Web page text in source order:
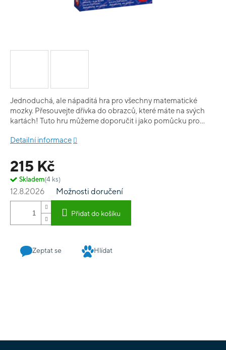
215 Kč
Skladem(4 ks)
12.8.2026 Možnosti doručení
Přidat do košíku
Jednoduchá, ale nápaditá hra pro všechny matematické
mozky. Přesouvejte dřívka do obrazců, které máte na svých
kartách! Tuto hru můžeme doporučit i jako pomůcku pro
Detailní informace
Zeptat se Hlídat